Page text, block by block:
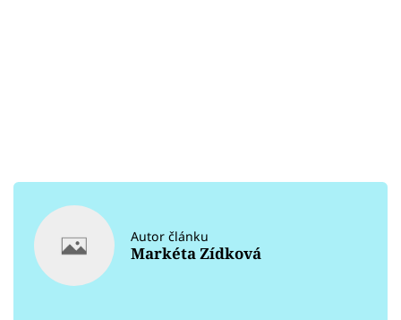
Autor článku
Markéta Zídková